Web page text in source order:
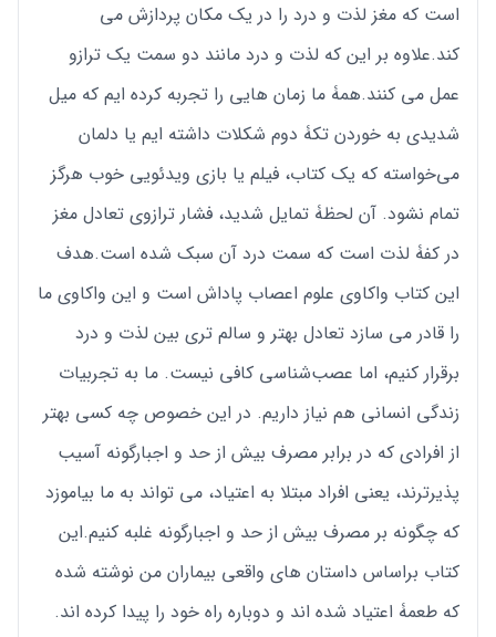
است که مغز لذت و درد را در یک مکان پردازش می
کند.علاوه بر این که لذت و درد مانند دو سمت یک ترازو
عمل می کنند.همۀ ما زمان هایی را تجربه کرده ایم که میل
شدیدی به خوردن تکۀ دوم شکلات داشته ایم یا دلمان
می‌خواسته که یک کتاب، فیلم یا بازی ویدئویی خوب هرگز
تمام نشود. آن لحظۀ تمایل شدید، فشار ترازوی تعادل مغز
در کفۀ لذت است که سمت درد آن سبک شده است.هدف
این کتاب واکاوی علوم اعصاب پاداش است و این واکاوی ما
را قادر می سازد تعادل بهتر و سالم تری بین لذت و درد
برقرار کنیم، اما عصب‌شناسی کافی نیست. ما به تجربیات
زندگی انسانی هم نیاز داریم. در این خصوص چه کسی بهتر
از افرادی که در برابر مصرف بیش از حد و اجبارگونه آسیب
پذیرترند، یعنی افراد مبتلا به اعتیاد، می تواند به ما بیاموزد
که چگونه بر مصرف بیش از ‌حد و اجبارگونه غلبه کنیم.این
کتاب براساس داستان های واقعی بیماران من نوشته شده
که طعمۀ اعتیاد شده اند و دوباره راه خود را پیدا کرده اند.